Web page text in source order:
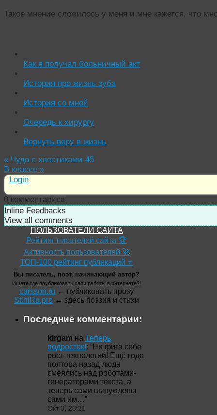
Такое мнение сложилось у меня и мне кажется, что
Как я получал больничный акт
История про жизнь зуба
История со мной
Очередь к хирургу
Вернуть веру в жизнь
« Чудо с хвостиками 45
В классе »
Login
0 комментариев
Inline Feedbacks
View all comments
ПОЛЬЗОВАТЕЛИ САЙТА
Рейтинг писателей сайта 🏆
Активность пользователей 🚀
ТОП-100 рейтинг публикаций ⭐
Вы писатель, поэт, начинающий автор?
Ищете где опубликовать свои работы в интернете?!
carsson.ru ← публиковать прозу
StihiRu.pro ← здесь поэзия и стихи
Последние комментарии:
kirgam на Теперь
подросток!: “Ни фига себе
рост технологий! Ещё года
полтора назад люди
смеялись над роботами-
генераторами текста, а
теперь сами вынуждены
сами им…”
Окт 3, 23:21